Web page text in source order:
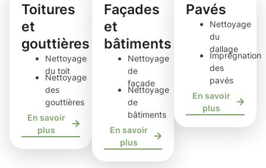
Toitures
et
gouttières
Nettoyage
du toit
Nettoyage
des
gouttières
En savoir
plus
Façades
et
bâtiments
Nettoyage
de
façade
Nettoyage
de
bâtiments
En savoir
plus
Pavés
Nettoyage
du
dallage
Imprégnation
des
pavés
En savoir
plus